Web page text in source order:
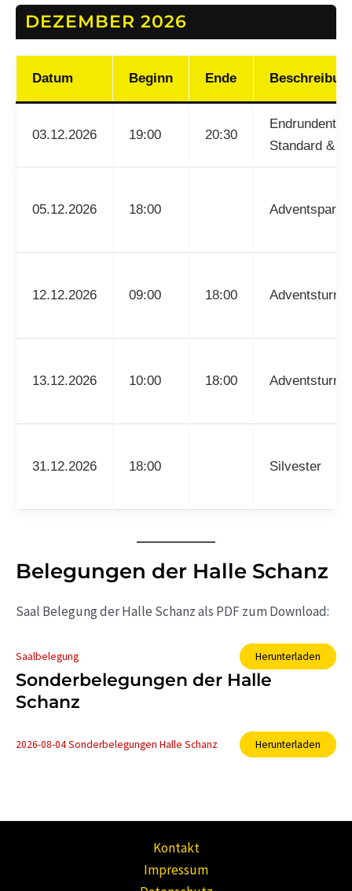
DEZEMBER 2026
Datum Beginn Ende
03.12.2026 19:00 20:30
Standard &
05.12.2026 18:00 Adventsparty
12.12.2026 09:00 18:00
13.12.2026 10:00 18:00
31.12.2026 18:00 Silvester
Belegungen der Halle Schanz
Saal Belegung der Halle Schanz als PDF zum Download:
Saalbelegung Herunterladen
Sonderbelegungen der Halle
Schanz
2026-08-04 Sonderbelegungen Halle Schanz Herunterladen
Kontakt
Impressum